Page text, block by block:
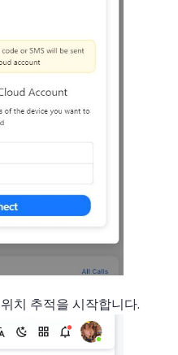
치 추적을 시작합니다.